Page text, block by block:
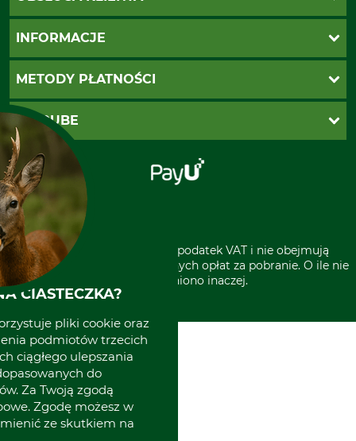
Katalogi Grube
Ustawienia plików cookie
INFORMACJE
Koszty dostawy
Reklamacje
Regulamin sklepu
Klauzula RODO
Odstąpienie od zamówienia
METODY PŁATNOŚCI
PayU
Za pobraniem (z dopłatą)
Polecenie zapłaty SEPA
O GRUBE
Sklep stacjonarny
Kontakt
Grube w Europie
* Wszystkie ceny zawierają podatek VAT i nie obejmują
kosztów wysyłki lub ewentualnych opłat za pobranie. O ile nie
wyszczególniono inaczej.
CIASTECZKA?
pliki cookie oraz
podmiotów trzecich
ciągłego ulepszania
do
Za Twoją zgodą
Zgodę możesz w
ze skutkiem na